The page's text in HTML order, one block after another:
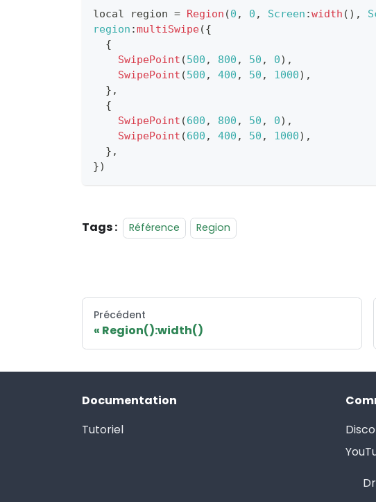
local region = Region (0 , 0 , Screen :width ( ) ,
region :multiSwipe({
{
SwipePoint (500 , 800 , 50 , 0) ,
SwipePoint (500 , 400 , 50 , 1000) ,
} ,
{
SwipePoint (600 , 800 , 50 , 0) ,
SwipePoint (600 , 400 , 50 , 1000) ,
} ,
})
Tags : Référence Region
Précédent
Region():width()
Documentation
Tutoriel